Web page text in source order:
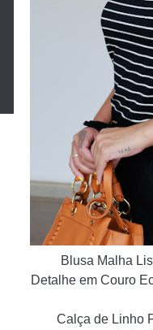
Blusa Malha
Detalhe em Couro
Calça de Linho